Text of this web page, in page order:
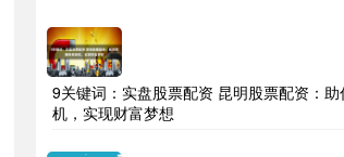
9关键词：实盘股票配资 昆明股票配资：助
机，实现财富梦想